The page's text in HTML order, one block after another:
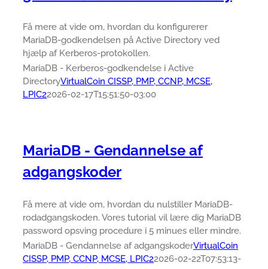
Få mere at vide om, hvordan du konfigurerer
MariaDB-godkendelsen på Active Directory ved
hjælp af Kerberos-protokollen.
MariaDB - Kerberos-godkendelse i Active
DirectoryVirtualCoin CISSP, PMP, CCNP, MCSE,
LPIC22026-02-17T15:51:50-03:00
MariaDB - Gendannelse af
adgangskoder
Få mere at vide om, hvordan du nulstiller MariaDB-
rodadgangskoden. Vores tutorial vil lære dig MariaDB
password opsving procedure i 5 minues eller mindre.
MariaDB - Gendannelse af adgangskoderVirtualCoin
CISSP, PMP, CCNP, MCSE, LPIC22026-02-22T07:53:13-